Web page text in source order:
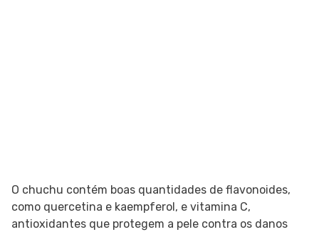
O chuchu contém boas quantidades de flavonoides,
como quercetina e kaempferol, e vitamina C,
antioxidantes que protegem a pele contra os danos